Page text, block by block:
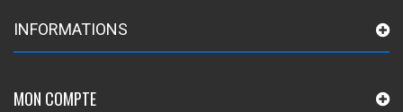
INFORMATIONS
MON COMPTE